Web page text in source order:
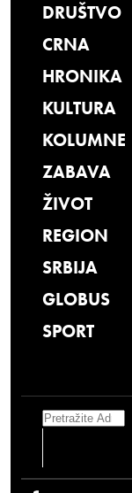
DRUŠTVO
CRNA
HRONIKA
KULTURA
KOLUMNE
ZABAVA
ŽIVOT
REGION
SRBIJA
GLOBUS
SPORT
Search